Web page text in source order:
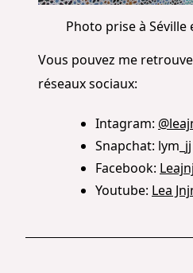
Photo prise à Séville
Vous pouvez me
réseaux sociaux:
Intagram:
Snapchat: lym_jj
Facebook:
Youtube: Lea